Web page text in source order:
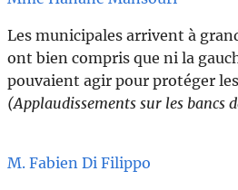
Les municipales arrivent à
ont bien compris que ni la
pouvaient agir pour protéger
(Applaudissements sur les bancs
M. Fabien Di Filippo